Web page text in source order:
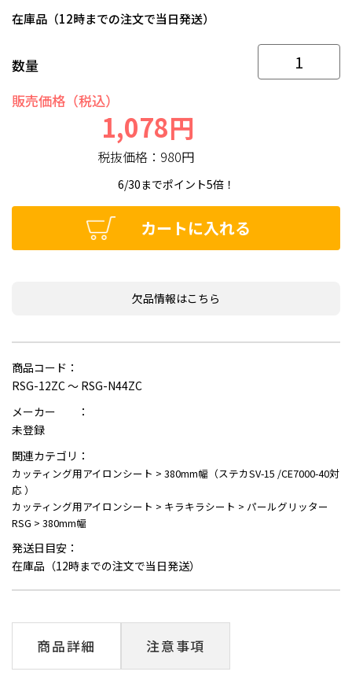
在庫品（12時までの注文で当日発送）
数量
販売価格（税込）
1,078円
税抜価格： 980円
6/30までポイント5倍！
カートに入れる
欠品情報はこちら
商品コード：
RSG-12ZC ～ RSG-N44ZC
メーカー ：
未登録
関連カテゴリ：
カッティング用アイロンシート > 380mm幅（ステカSV-15 /CE7000-40対
応 ）
カッティング用アイロンシート > キラキラシート > パールグリッター
RSG > 380mm幅
発送日目安：
在庫品（12時までの注文で当日発送）
商品詳細 注意事項